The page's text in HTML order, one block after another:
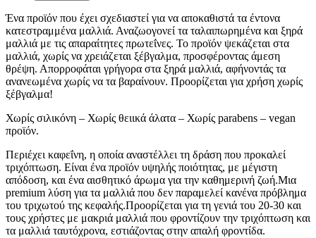
Ένα προϊόν που έχει σχεδιαστεί για να αποκαθιστά τα έντονα
κατεστραμμένα μαλλιά. Αναζωογονεί τα ταλαιπωρημένα και ξηρά
μαλλιά με τις απαραίτητες πρωτεΐνες. Το προϊόν ψεκάζεται στα
μαλλιά, χωρίς να χρειάζεται ξέβγαλμα, προσφέροντας άμεση
θρέψη. Απορροφάται γρήγορα στα ξηρά μαλλιά, αφήνοντάς τα
ανανεωμένα χωρίς να τα βαραίνουν. Προορίζεται για χρήση χωρίς
ξέβγαλμα!
Χωρίς σιλικόνη – Χωρίς θειικά άλατα – Χωρίς parabens – vegan
προϊόν.
Περιέχει καφεΐνη, η οποία αναστέλλει τη δράση που προκαλεί
τριχόπτωση. Είναι ένα προϊόν υψηλής ποιότητας, με μέγιστη
απόδοση, και ένα αισθητικό άρωμα για την καθημερινή ζωή.Μια
premium λύση για τα μαλλιά που δεν παραμελεί κανένα πρόβλημα
του τριχωτού της κεφαλής.Προορίζεται για τη γενιά του 20-30 και
τους χρήστες με μακριά μαλλιά που φροντίζουν την τριχόπτωση και
τα μαλλιά ταυτόχρονα, εστιάζοντας στην απαλή φροντίδα.